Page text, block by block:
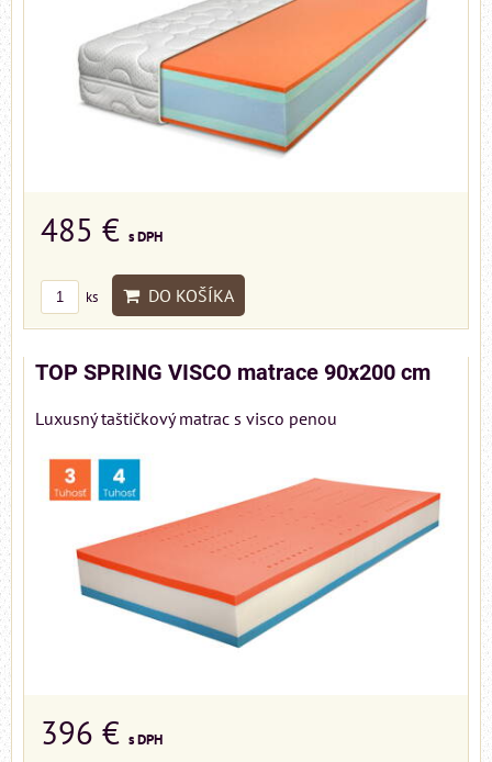
485 € s DPH
ks DO KOŠÍKA
TOP SPRING VISCO matrace 90x200 cm
Luxusný taštičkový matrac s visco penou
396 € s DPH